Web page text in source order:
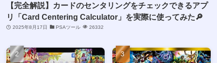
【完全解説】カードのセンタリングをチェックできるアプ
リ「Card Centering Calculator」を実際に使ってみた🔎
2025年8月17日 PSAツール 26332